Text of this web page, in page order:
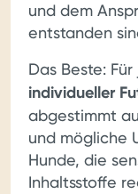
und dem
entstanden
Das Beste:
individueller
abgestimmt
und mögliche
Hunde, die
Inhaltsstoffe